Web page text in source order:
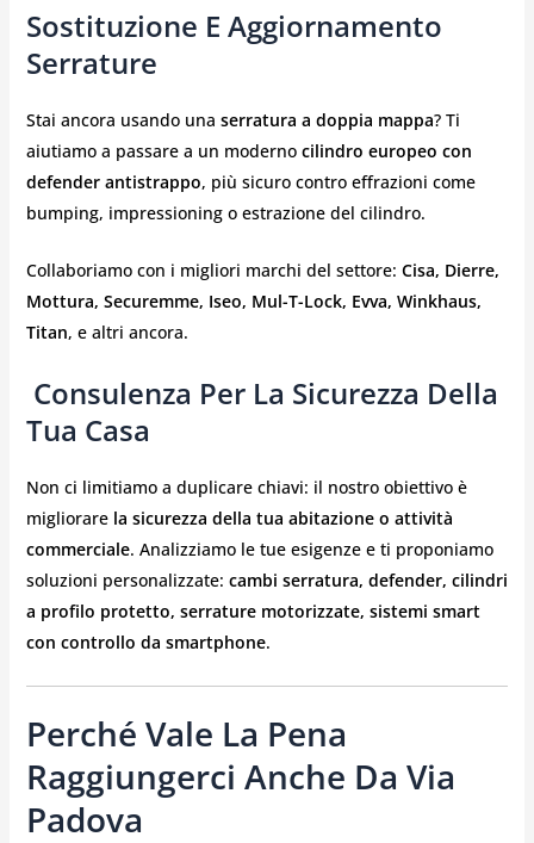
Sostituzione E Aggiornamento
Serrature
Stai ancora usando una serratura a doppia mappa? Ti
aiutiamo a passare a un moderno cilindro europeo con
defender antistrappo, più sicuro contro effrazioni come
bumping, impressioning o estrazione del cilindro.
Collaboriamo con i migliori marchi del settore: Cisa, Dierre,
Mottura, Securemme, Iseo, Mul-T-Lock, Evva, Winkhaus,
Titan, e altri ancora.
️ Consulenza Per La Sicurezza Della
Tua Casa
Non ci limitiamo a duplicare chiavi: il nostro obiettivo è
migliorare la sicurezza della tua abitazione o attività
commerciale. Analizziamo le tue esigenze e ti proponiamo
soluzioni personalizzate: cambi serratura, defender, cilindri
a profilo protetto, serrature motorizzate, sistemi smart
con controllo da smartphone.
Perché Vale La Pena
Raggiungerci Anche Da Via
Padova